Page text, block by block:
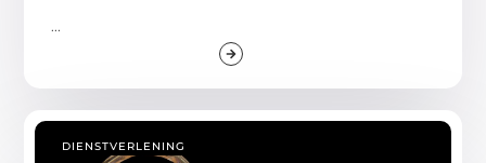
...
DIENSTVERLENING